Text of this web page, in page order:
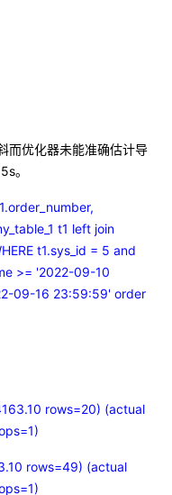
而优化器未能准确估计导
。
t1 left join
t1.sys_id = 5 and
>= '2022-09-10
09-16 23:59:59' order
rows=20) (actual
rows=49) (actual